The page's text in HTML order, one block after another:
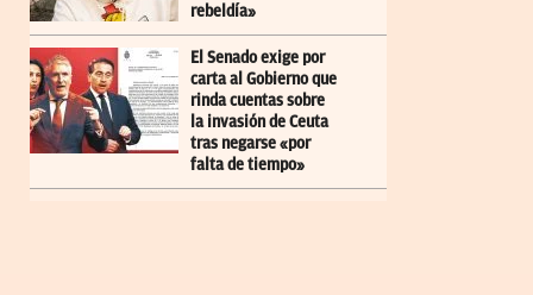
rebeldía»
El Senado exige por
carta al Gobierno que
rinda cuentas sobre
la invasión de Ceuta
tras negarse «por
falta de tiempo»